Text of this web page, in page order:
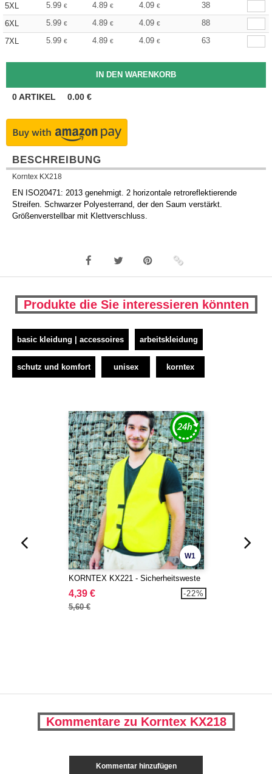
5XL
5.99 € 4.89 € 4.09 €
38
6XL
5.99 € 4.89 € 4.09 €
88
7XL
5.99 € 4.89 € 4.09 € 63
0ARTIKEL 0.00 €
BESCHREIBUNG
Korntex KX218
EN ISO20471: 2013 genehmigt. 2 horizontale retroreflektierende
Streifen. Schwarzer Polyesterrand, der den Saum verstärkt.
Größenverstellbar mit Klettverschluss.
Produkte die Sie interessieren könnten
basic kleidung | accessoires arbeitskleidung
schutz und komfort unisex korntex
W1
KORNTEX KX221 - Sicherheitsweste
4,39 €
5,60 €
-22%
Kommentare zu Korntex KX218
Kommentar hinzufügen